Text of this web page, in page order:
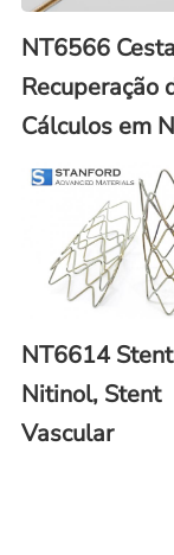
NT6566
Recuperação
Cálculos em
NT6614
Nitinol, Stent
Vascular